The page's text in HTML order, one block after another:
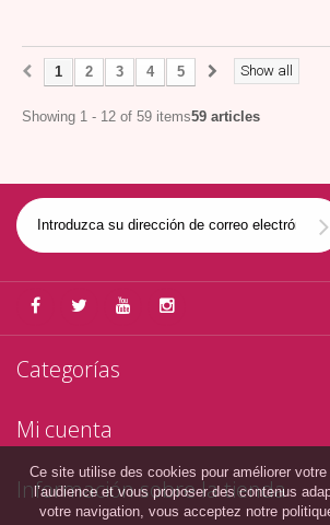
Show all
1 2 3 4 5
Showing 1 - 12 of 59 items59 articles
Categorías
Mi cuenta
Información sobre la tienda
Ce site utilise des cookies pour améliorer
l’audience et vous proposer des contenus
votre navigation, vous acceptez notre